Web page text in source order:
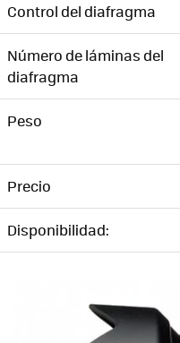
Control del diafragma
Número de láminas del
diafragma
Peso
Precio
Disponibilidad: